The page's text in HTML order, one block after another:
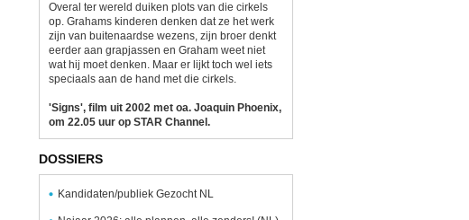
Overal ter wereld duiken plots van die cirkels
op. Grahams kinderen denken dat ze het werk
zijn van buitenaardse wezens, zijn broer denkt
eerder aan grapjassen en Graham weet niet
wat hij moet denken. Maar er lijkt toch wel iets
speciaals aan de hand met die cirkels.
'Signs', film uit 2002 met oa. Joaquin Phoenix,
om 22.05 uur op STAR Channel.
DOSSIERS
Kandidaten/publiek Gezocht NL